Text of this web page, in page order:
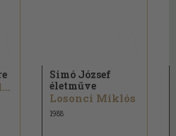
Dvorszky Hedvig
Simó József
életműve
Losonci Miklós
1988